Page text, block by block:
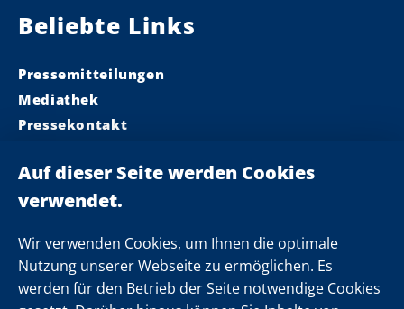
Wir verwenden Cookies, um Ihnen die optimale
Nutzung unserer Webseite zu ermöglichen. Es
werden für den Betrieb der Seite notwendige Cookies
Beliebte Links
Pressemitteilungen
Mediathek
Pressekontakt
Landeskabinett
Einsamkeit